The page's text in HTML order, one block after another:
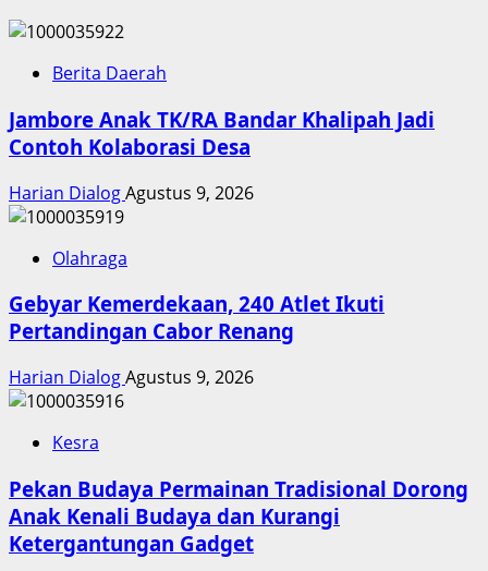
Berita Daerah
Jambore Anak TK/RA Bandar Khalipah Jadi
Contoh Kolaborasi Desa
Harian DialogAgustus 9, 2026
Olahraga
Gebyar Kemerdekaan, 240 Atlet Ikuti
Pertandingan Cabor Renang
Harian DialogAgustus 9, 2026
Kesra
Pekan Budaya Permainan Tradisional Dorong
Anak Kenali Budaya dan Kurangi
Ketergantungan Gadget